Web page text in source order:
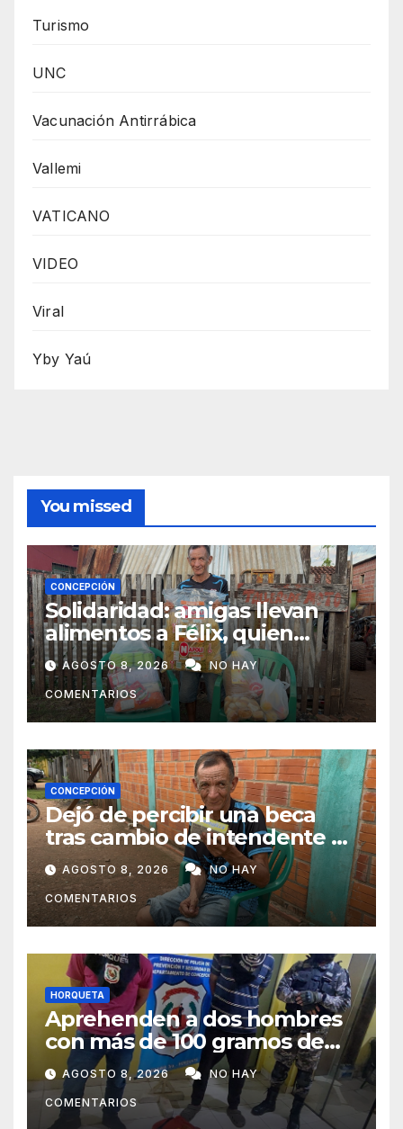
Turismo
UNC
Vacunación Antirrábica
Vallemi
VATICANO
VIDEO
Viral
Yby Yaú
You missed
CONCEPCIÓN
Solidaridad: amigas llevan
alimentos a Félix, quien
ahora vende caramelos para
subsistir
AGOSTO 8, 2026 NO HAY
COMENTARIOS
CONCEPCIÓN
Dejó de percibir una beca
tras cambio de intendente y
ahora vende caramelos para
subsistir
AGOSTO 8, 2026 NO HAY
COMENTARIOS
HORQUETA
Aprehenden a dos hombres
con más de 100 gramos de
supuesta marihuana en
Horqueta
AGOSTO 8, 2026 NO HAY
COMENTARIOS